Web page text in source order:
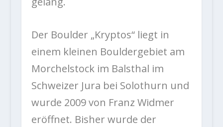
Der Boulder „Kryptos“ liegt in
einem kleinen Bouldergebiet am
Morchelstock im Balsthal im
Schweizer Jura bei Solothurn und
wurde 2009 von Franz Widmer
eröffnet. Bisher wurde der